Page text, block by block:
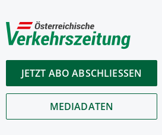
JETZT ABO ABSCHLIESSEN
MEDIADATEN